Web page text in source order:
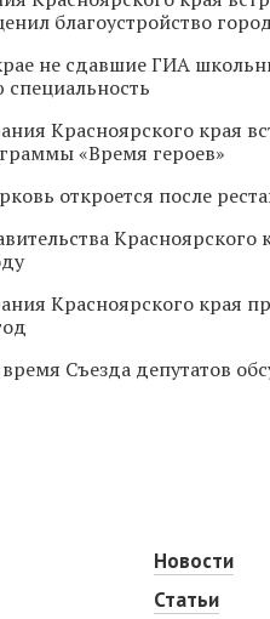
благоустройство
не сдавшие ГИА
специальность
Красноярского края
«Время героев»
откроется после
Красноярского
Красноярского края
Съезда депутатов
Новости
Статьи